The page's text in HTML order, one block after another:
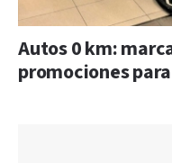
Autos 0 km:
promociones